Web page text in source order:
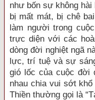
như bốn sự không
bị mất mát, bị chê
làm người trong
trực diện với các
dòng đời nghiệt ngã
lực, trí tuệ và sự
gió lốc của cuộc đời
nhau chia vui sớt
Thiền thường gọi là